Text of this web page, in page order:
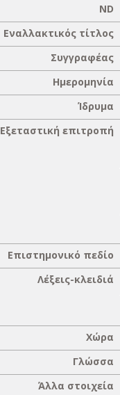
ND
Εναλλακτικός τίτλος
Συγγραφέας
Ημερομηνία
Ίδρυμα
Εξεταστική επιτροπή
Επιστημονικό πεδίο
Λέξεις-κλειδιά
Χώρα
Γλώσσα
Άλλα στοιχεία